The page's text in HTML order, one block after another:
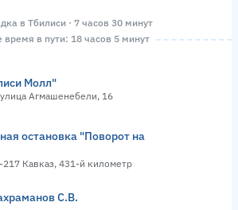
в Тбилиси · 7 часов 30 минут
в пути: 18 часов 5 минут
Молл"
Агмашенебели, 16
остановка "Поворот на
217 Кавказ, 431-й километр
С.В.